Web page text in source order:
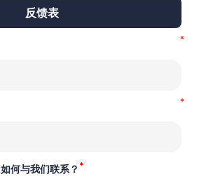
反馈表
如何与我们联系？ *